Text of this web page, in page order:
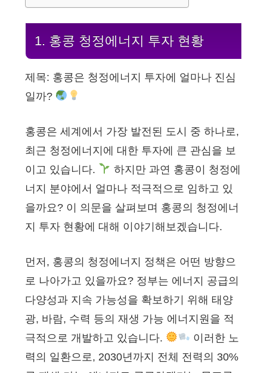
1. 홍콩 청정에너지 투자 현황
제목: 홍콩은 청정에너지 투자에 얼마나 진심
일까?
홍콩은 세계에서 가장 발전된 도시 중 하나로,
최근 청정에너지에 대한 투자에 큰 관심을 보
이고 있습니다.
하지만 과연 홍콩이 청정에
너지 분야에서 얼마나 적극적으로 임하고 있
을까요? 이 의문을 살펴보며 홍콩의 청정에너
지 투자 현황에 대해 이야기해보겠습니다.
먼저, 홍콩의 청정에너지 정책은 어떤 방향으
로 나아가고 있을까요? 정부는 에너지 공급의
다양성과 지속 가능성을 확보하기 위해 태양
광, 바람, 수력 등의 재생 가능 에너지원을 적
극적으로 개발하고 있습니다.
이러한 노
력의 일환으로, 2030년까지 전체 전력의 30%